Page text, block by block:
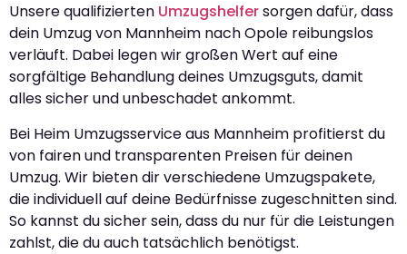
Unsere qualifizierten Umzugshelfersorgen dafür, dass
dein Umzug von Mannheim nach Opole reibungslos
verläuft. Dabei legen wir großen Wert auf eine
sorgfältige Behandlung deines Umzugsguts, damit
alles sicher und unbeschadet ankommt.
Bei Heim Umzugsservice aus Mannheim profitierst du
von fairen und transparenten Preisen für deinen
Umzug. Wir bieten dir verschiedene Umzugspakete,
die individuell auf deine Bedürfnisse zugeschnitten sind.
So kannst du sicher sein, dass du nur für die Leistungen
zahlst, die du auch tatsächlich benötigst.